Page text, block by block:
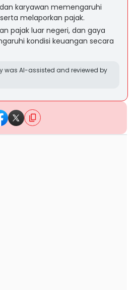
karyawan memengaruhi
melaporkan pajak.
pajak luar negeri, dan gaya
kondisi keuangan secara
was AI-assisted and reviewed by